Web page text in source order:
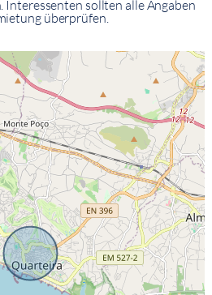
Interessenten sollten alle Angaben
überprüfen.